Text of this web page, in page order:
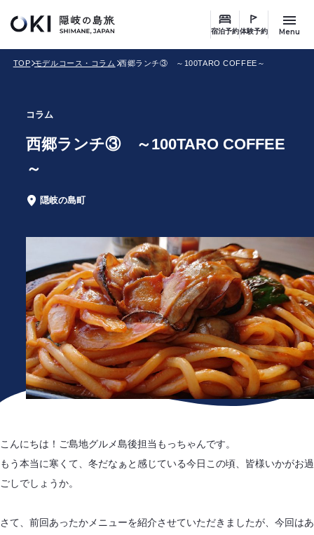
宿泊予約体験予約 Menu
TOP モデルコース・コラム 西郷ランチ③ ～100TARO COFFEE～
コラム
西郷ランチ③ ～100TARO COFFEE
～
エ 隠岐の島町
こんにちは！ご島地グルメ島後担当もっちゃんです。
もう本当に寒くて、冬だなぁと感じている今日この頃、皆様いかがお過
ごしでしょうか。
さて、前回あったかメニューを紹介させていただきましたが、今回はあ
ワ